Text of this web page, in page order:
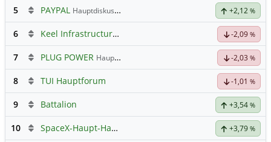
5 PAYPAL Hauptdiskussion +2,12 %
6 Keel Infrastructure Corporation Hauptdiskussion -2,09 %
7 PLUG POWER Hauptdiskussion -2,03 %
8 TUI Hauptforum -1,01 %
9 Battalion +3,54 %
10 SpaceX-Haupt-Hauptforum +3,79 %